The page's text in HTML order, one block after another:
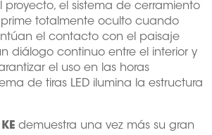
proyecto, el sistema de cerramiento
prime totalmente oculto cuando
el contacto con el paisaje
diálogo continuo entre el interior y
el uso en las horas
de tiras LED ilumina la estructura
KE demuestra una vez más su gran